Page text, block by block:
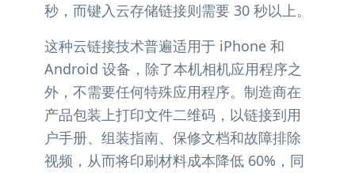
秒，而键入云存储链接则需要 30 秒以上。
这种云链接技术普遍适用于 iPhone 和
Android 设备，除了本机相机应用程序之
外，不需要任何特殊应用程序。制造商在
产品包装上打印文件二维码，以链接到用
户手册、组装指南、保修文档和故障排除
视频，从而将印刷材料成本降低 60%，同